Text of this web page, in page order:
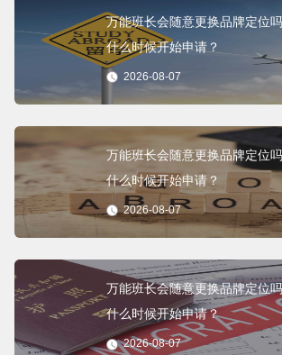
万能班长会随意更换品牌定位
什么时候开始申请？
2026-08-07
万能班长会随意更换品牌定位
什么时候开始申请？
2026-08-07
万能班长会随意更换品牌定位
什么时候开始申请？
2026-08-07